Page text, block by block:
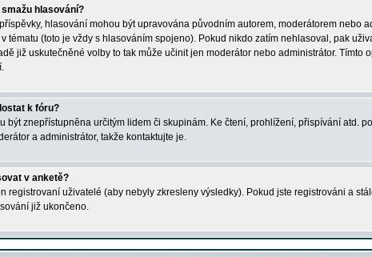
hlasování?
hlasování mohou být upravována původním autorem, moderátorem nebo
tématu (toto je vždy s hlasováním spojeno). Pokud nikdo zatím nehlasoval, pak
již uskutečněné volby to tak může učinit jen moderátor nebo administrátor. Tímto
k fóru?
být znepřístupněna určitým lidem či skupinám. Ke čtení, prohlížení, přispívání atd.
a administrátor, takže kontaktujte je.
v anketě?
registrovaní uživatelé (aby nebyly zkresleny výsledky). Pokud jste registrováni a
již ukončeno.